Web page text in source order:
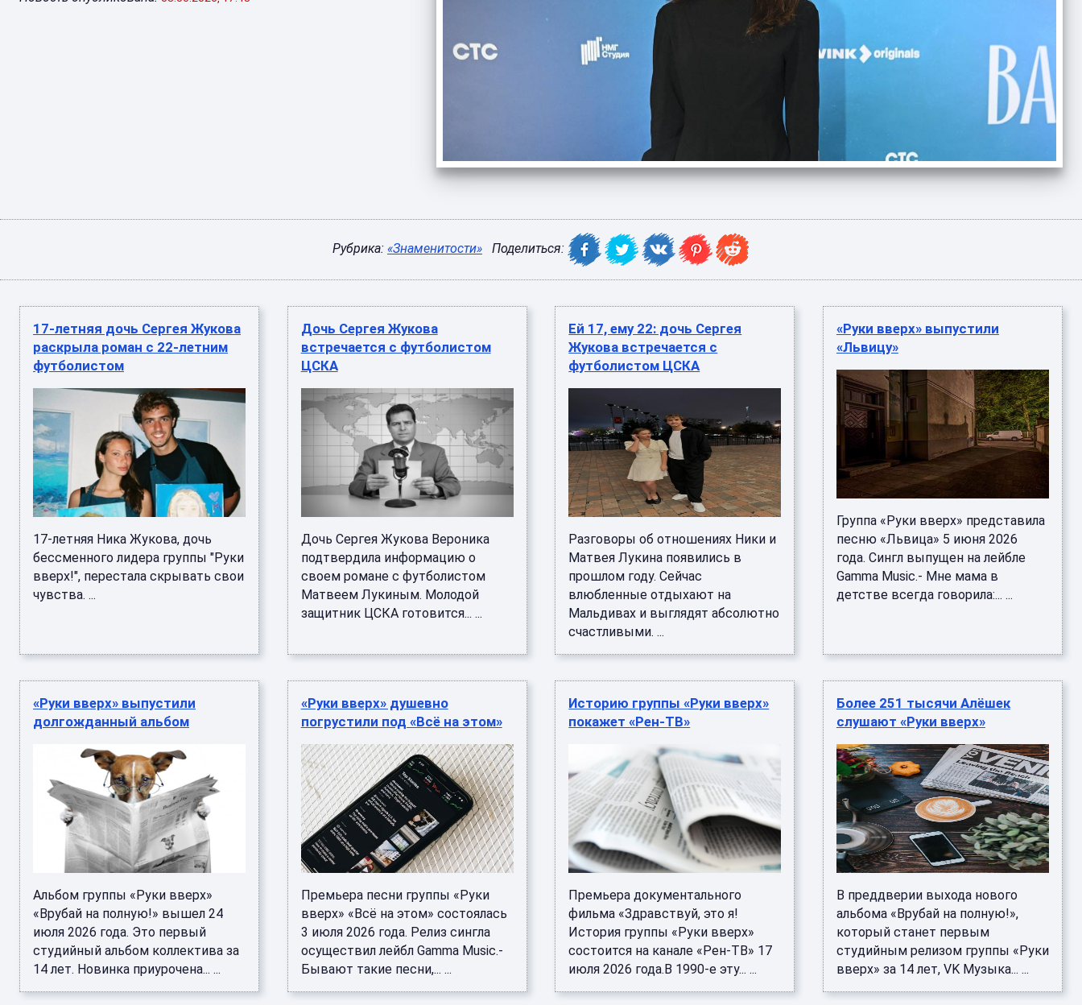
Рубрика: «Знаменитости» Поделиться:
17-летняя дочь Сергея Жукова
раскрыла роман с 22-летним
футболистом
17-летняя Ника Жукова, дочь
бессменного лидера группы "Руки
вверх!", перестала скрывать свои
чувства. ...
Дочь Сергея Жукова
встречается с футболистом
ЦСКА
Дочь Сергея Жукова Вероника
подтвердила информацию о
своем романе с футболистом
Матвеем Лукиным. Молодой
защитник ЦСКА готовится... ...
Ей 17, ему 22: дочь Сергея
Жукова встречается с
футболистом ЦСКА
Разговоры об отношениях Ники и
Матвея Лукина появились в
прошлом году. Сейчас
влюбленные отдыхают на
Мальдивах и выглядят абсолютно
счастливыми. ...
«Руки вверх» выпустили
«Львицу»
Группа «Руки вверх» представила
песню «Львица» 5 июня 2026
года. Сингл выпущен на лейбле
Gamma Music.- Мне мама в
детстве всегда говорила:... ...
«Руки вверх» выпустили
долгожданный альбом
Альбом группы «Руки вверх»
«Врубай на полную!» вышел 24
июля 2026 года. Это первый
студийный альбом коллектива за
14 лет. Новинка приурочена... ...
«Руки вверх» душевно
погрустили под «Всё на этом»
Премьера песни группы «Руки
вверх» «Всё на этом» состоялась
3 июля 2026 года. Релиз сингла
осуществил лейбл Gamma Music.-
Бывают такие песни,... ...
Историю группы «Руки вверх»
покажет «Рен-ТВ»
Премьера документального
фильма «Здравствуй, это я!
История группы «Руки вверх»
состоится на канале «Рен-ТВ» 17
июля 2026 года.В 1990-е эту... ...
Более 251 тысячи Алёшек
слушают «Руки вверх»
В преддверии выхода нового
альбома «Врубай на полную!»,
который станет первым
студийным релизом группы «Руки
вверх» за 14 лет, VK Музыка... ...